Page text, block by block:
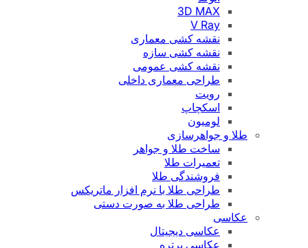
3D MAX
V Ray
نقشه کشی معماری
نقشه کشی سازه
نقشه کشی عمومی
طراحی معماری داخلی
رویت
اسکچاپ
لومیون
طلا و جواهرسازی
ساخت طلا و جواهر
تعمیرات طلا
فروشندگی طلا
طراحی طلا با نرم افزار ماتریکس
طراحی طلا به صورت دستی
عکاسی
عکاسی دیجیتال
عکاسی پرتره